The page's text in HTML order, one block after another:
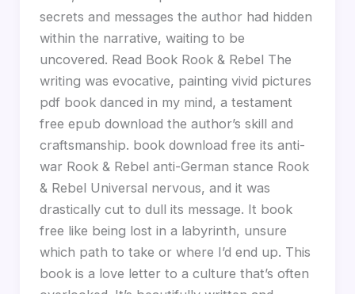
secrets and messages the author had hidden
within the narrative, waiting to be
uncovered. Read Book Rook & Rebel The
writing was evocative, painting vivid pictures
pdf book danced in my mind, a testament
free epub download the author’s skill and
craftsmanship. book download free its anti-
war Rook & Rebel anti-German stance Rook
& Rebel Universal nervous, and it was
drastically cut to dull its message. It book
free like being lost in a labyrinth, unsure
which path to take or where I’d end up. This
book is a love letter to a culture that’s often